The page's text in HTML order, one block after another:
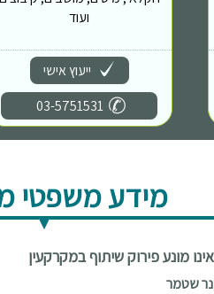
ועוד
ייעוץ אישי
03-5751531
מידע משפטי
מונע פירוק שיתוף במקרקעין
שטמר